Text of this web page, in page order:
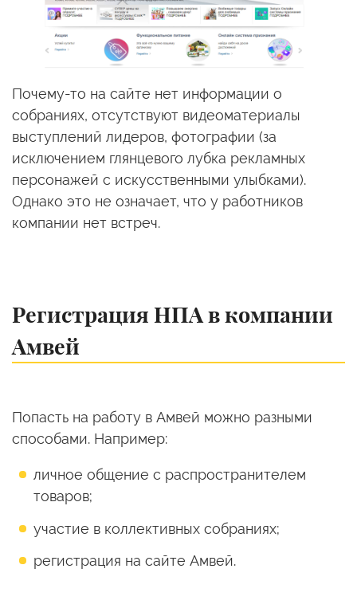
Почему-то на сайте нет информации о
собраниях, отсутствуют видеоматериалы
выступлений лидеров, фотографии (за
исключением глянцевого лубка рекламных
персонажей с искусственными улыбками).
Однако это не означает, что у работников
компании нет встреч.
Регистрация НПА в компании
Амвей
Попасть на работу в Амвей можно разными
способами. Например:
личное общение с распространителем
товаров;
участие в коллективных собраниях;
регистрация на сайте Амвей.